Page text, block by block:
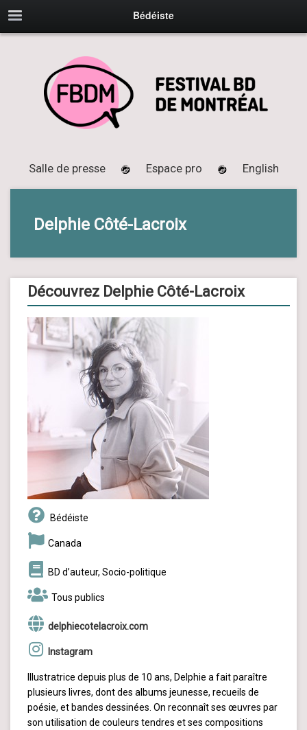
Bédéiste
Salle de presse Espace pro English
Delphie Côté-Lacroix
Découvrez Delphie Côté-Lacroix
Bédéiste
Canada
BD d’auteur, Socio-politique
Tous publics
delphiecotelacroix.com
Instagram
Illustratrice depuis plus de 10 ans, Delphie a fait paraître
plusieurs livres, dont des albums jeunesse, recueils de
poésie, et bandes dessinées. On reconnaît ses œuvres par
son utilisation de couleurs tendres et ses compositions